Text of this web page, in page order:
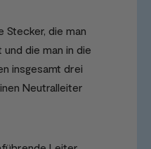
Stecker, die man
und die man in die
insgesamt drei
Neutralleiter